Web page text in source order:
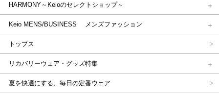
HARMONY～Keioのセレクトショップ～
Keio MENS/BUSINESS メンズファッション
トップス
リカバリーウェア・グッズ特集
夏を快適にする、毎日の定番ウェア